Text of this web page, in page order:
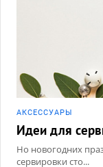
АКCЕССУАРЫ
Идеи для
Но новогодних
сервировки сто...